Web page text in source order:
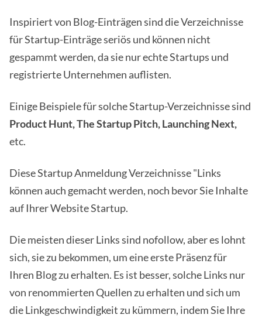
Inspiriert von Blog-Einträgen sind die Verzeichnisse
für Startup-Einträge seriös und können nicht
gespammt werden, da sie nur echte Startups und
registrierte Unternehmen auflisten.
Einige Beispiele für solche Startup-Verzeichnisse sind
Product Hunt, The Startup Pitch, Launching Next,
etc.
Diese Startup Anmeldung Verzeichnisse "Links
können auch gemacht werden, noch bevor Sie Inhalte
auf Ihrer Website Startup.
Die meisten dieser Links sind nofollow, aber es lohnt
sich, sie zu bekommen, um eine erste Präsenz für
Ihren Blog zu erhalten. Es ist besser, solche Links nur
von renommierten Quellen zu erhalten und sich um
die Linkgeschwindigkeit zu kümmern, indem Sie Ihre